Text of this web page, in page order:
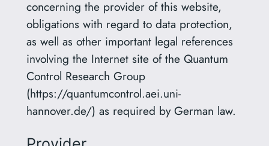
concerning the provider of this website,
obligations with regard to data protection,
as well as other important legal references
involving the Internet site of the Quantum
Control Research Group
(https://quantumcontrol.aei.uni-
hannover.de/) as required by German law.